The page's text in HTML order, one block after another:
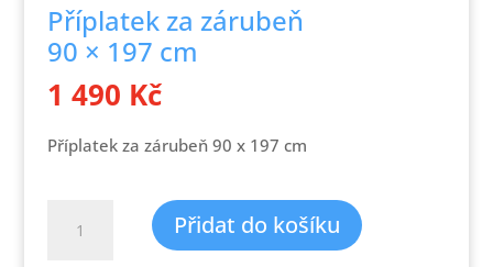
Příplatek za zárubeň
90 × 197 cm
1 490 Kč
Příplatek za zárubeň 90 x 197 cm
Přidat do košíku